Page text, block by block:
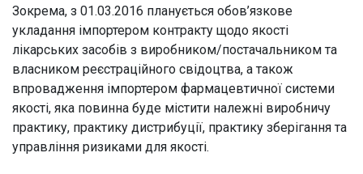
Зокрема, з 01.03.2016 планується обов’язкове
укладання імпортером контракту щодо якості
лікарських засобів з виробником/постачальником та
власником реєстраційного свідоцтва, а також
впровадження імпортером фармацевтичної системи
якості, яка повинна буде містити належні виробничу
практику, практику дистрибуції, практику зберігання та
управління ризиками для якості.